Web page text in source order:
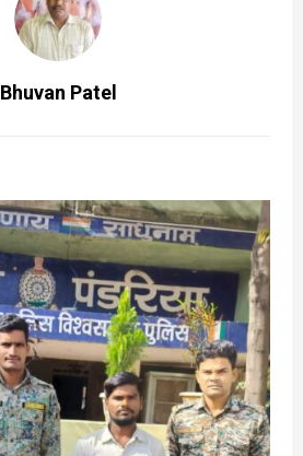
Bhuvan Patel